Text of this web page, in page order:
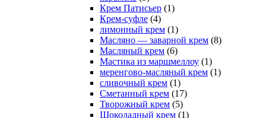
Крем Патисьер (1)
Крем-суфле (4)
лимонный крем (1)
Масляно — заварной крем (8)
Масляный крем (6)
Мастика из маршмеллоу (1)
меренгово-масляный крем (1)
сливочный крем (1)
Сметанный крем (17)
Творожный крем (5)
Шоколадный крем (1)